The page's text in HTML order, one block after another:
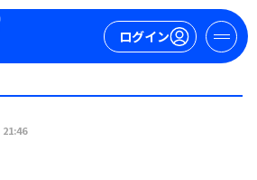
ログイン
21:46